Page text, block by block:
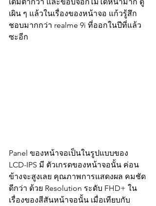
เผิน ๆ แล้วในเรื่องของหน้าจอ แก้วรู้สึก
ชอบมากกว่า realme 9i ที่ออกในปีที่แล้ว
ซะอีก
Panel ของหน้าจอเป็นในรูปแบบของ
LCD-IPS มี ตัวเกรดของหน้าจอนั้น ค่อน
ข้างจะสูงเลย คุณภาพการแสดงผล คมชัด
ดีกว่า ด้วย Resolution ระดับ FHD+ ใน
เรื่องของสีสันหน้าจอนั้น เมื่อเทียบกับ